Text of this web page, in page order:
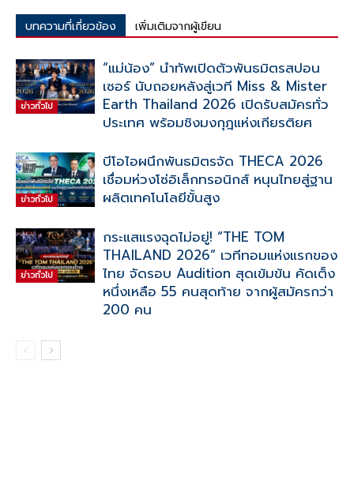
บทความที่เกี่ยวข้อง เพิ่มเติมจากผู้เขียน
ข่าวทั่วไป
“แม่น้อง” นำทัพเปิดตัวพันธมิตรสปอน
เซอร์ นับถอยหลังสู่เวที Miss & Mister
Earth Thailand 2026 เปิดรับสมัครทั่ว
ประเทศ พร้อมชิงมงกุฎแห่งเกียรติยศ
ข่าวทั่วไป
บีโอไอผนึกพันธมิตรจัด THECA 2026
เชื่อมห่วงโซ่อิเล็กทรอนิกส์ หนุนไทยสู่ฐาน
ผลิตเทคโนโลยีขั้นสูง
ข่าวทั่วไป
กระแสแรงฉุดไม่อยู่! “THE TOM
THAILAND 2026” เวทีทอมแห่งแรกของ
ไทย จัดรอบ Audition สุดเข้มข้น คัดเต็ง
หนึ่งเหลือ 55 คนสุดท้าย จากผู้สมัครกว่า
200 คน